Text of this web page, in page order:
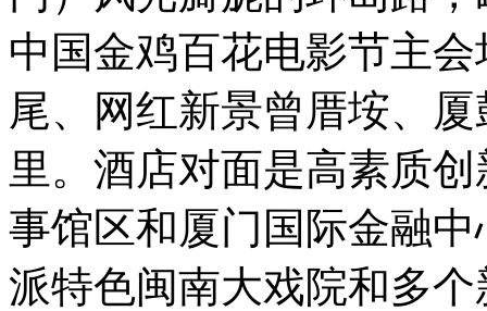
中国金鸡百花电影节主
尾、网红新景曾厝垵、
里。酒店对面是高素质
事馆区和厦门国际金融
派特色闽南大戏院和多